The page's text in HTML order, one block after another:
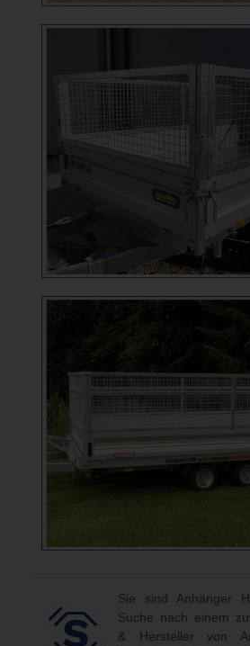
Sie sind Anhänger
Suche nach einem
& Hersteller von